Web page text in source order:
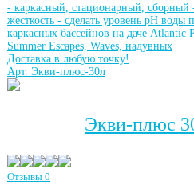
- каркасный, стационарный, сборный
жесткость - сделать уровень рН воды
каркасных бассейнов на даче
Summer Escapes, Waves, надувных
Доставка в любую точку!
Арт. Экви-плюс-30л
Экви-плюс
Отзывы 0